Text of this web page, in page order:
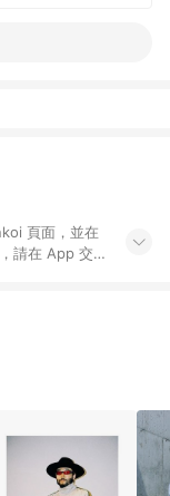
頁面，並在
請在 App 交
，P coins，
請更新至
館保證金，補
商品規格、
不符，以
紅包使用規